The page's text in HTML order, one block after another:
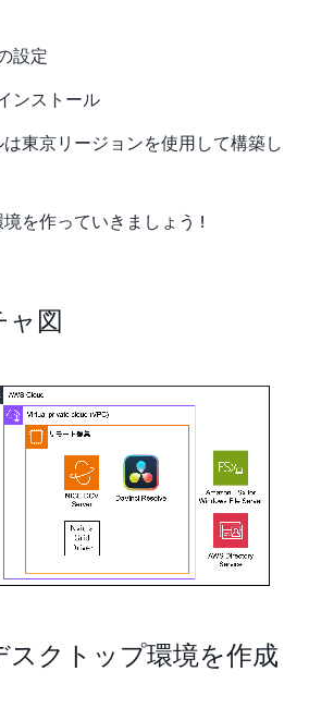
設定
ンストール
東京リージョンを使用して構築し
を作っていきましょう !
ャ図
スクトップ環境を作成